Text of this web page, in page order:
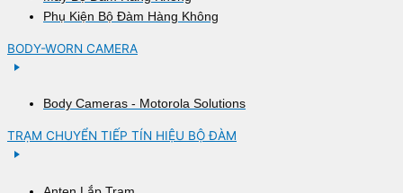
Phụ Kiện Bộ Đàm Hàng Không
BODY-WORN CAMERA
Body Cameras - Motorola Solutions
TRẠM CHUYỂN TIẾP TÍN HIỆU BỘ ĐÀM